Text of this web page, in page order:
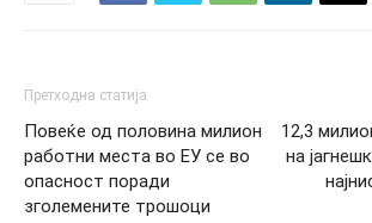
Претходна статија
Повеќе од половина милион
работни места во ЕУ се во
опасност поради
зголемените трошоци
12,3
на